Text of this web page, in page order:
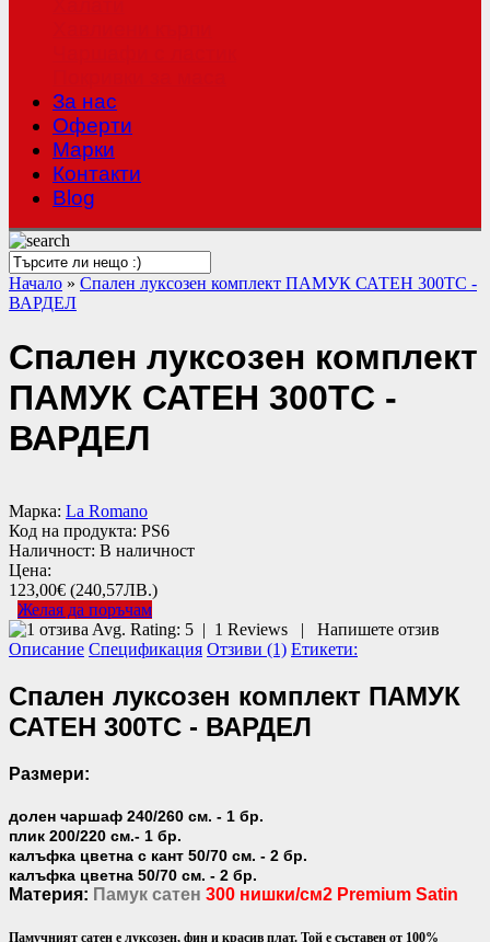
За нас
Оферти
Mарки
Контакти
Blog
Начало » Спален луксозен комплект ПАМУК САТЕН 300TC -
ВАРДЕЛ
Спален луксозен комплект
ПАМУК САТЕН 300TC -
ВАРДЕЛ
Марка: La Romano
Код на продукта: PS6
Наличност: В наличност
Цена:
123,00€ (240,57ЛВ.)
Желая да поръчам
Avg. Rating: 5 | 1 Reviews | Напишете отзив
Описание Спецификация Отзиви (1) Етикети:
Спален луксозен комплект ПАМУК
САТЕН 300TC - ВАРДЕЛ
Размери:
долен чаршаф 240/260 см. - 1 бр.
плик 200/220 см.- 1 бр.
калъфка цветна с кант 50/70 см. - 2 бр.
калъфка цветна 50/70 см. - 2 бр.
Материя: Памук сатен 300 нишки/см2 Premium Satin
Памучният сатен е луксозен, фин и красив плат. Той е съставен от 100%